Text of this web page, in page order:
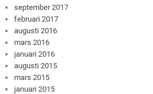
september 2017
februari 2017
augusti 2016
mars 2016
januari 2016
augusti 2015
mars 2015
januari 2015